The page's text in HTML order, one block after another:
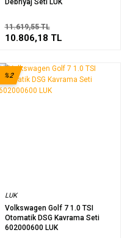
Debriyaj Seti LUK
11.619,55 TL
10.806,18 TL
LUK
Volkswagen Golf 7 1.0 TSI
Otomatik DSG Kavrama Seti
602000600 LUK
%2